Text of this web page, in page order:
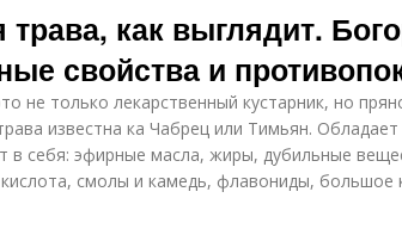
трава, как выглядит.
свойства и
не только лекарственный кустарник, но
известна ка Чабрец или Тимьян.
в себя: эфирные масла, жиры, дубильные
смолы и камедь, флавониды, большое